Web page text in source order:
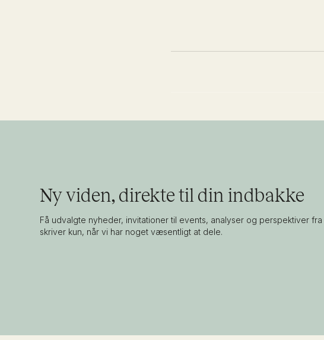
Ny viden, direkte til din indbakke
Få udvalgte nyheder, invitationer til events, analyser og perspektiver fra
skriver kun, når vi har noget væsentligt at dele.